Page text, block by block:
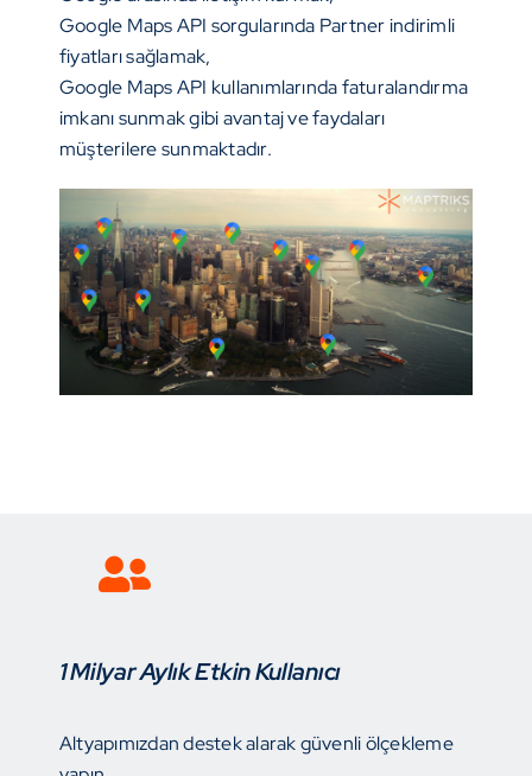
Google Maps API sorgularında Partner indirimli
fiyatları sağlamak,
Google Maps API kullanımlarında faturalandırma
imkanı sunmak gibi avantaj ve faydaları
müşterilere sunmaktadır.
1 Milyar Aylık Etkin Kullanıcı
Altyapımızdan destek alarak güvenli ölçekleme